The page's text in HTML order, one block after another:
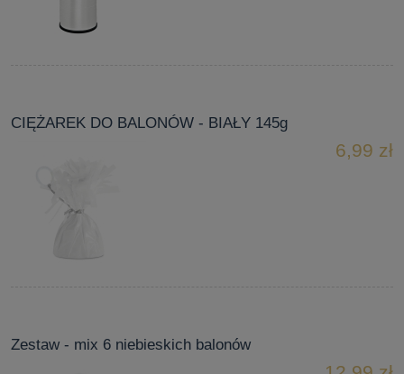
CIĘŻAREK DO BALONÓW - BIAŁY 145g
6,99 zł
Zestaw - mix 6 niebieskich balonów